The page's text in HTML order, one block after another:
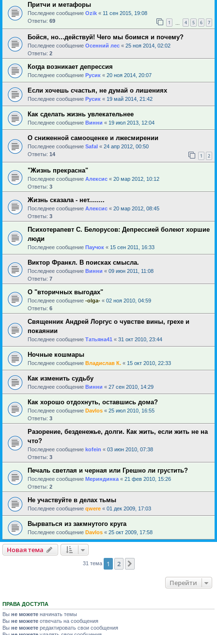
Притчи и метафоры
Последнее сообщение Ozik « 11 сен 2015, 19:08
Ответы: 69 1 4 5 6 7
Бойся, но...действуй! Чего мы боимся и почему?
Последнее сообщение Осенний лес « 25 ноя 2014, 02:02
Ответы: 2
Когда возникает депрессия
Последнее сообщение Русик « 20 ноя 2014, 20:07
Если хочешь счастья, не думай о лишениях
Последнее сообщение Русик « 19 май 2014, 21:42
Как сделать жизнь увлекательнее
Последнее сообщение Винни « 19 июл 2013, 12:04
О сниженной самооценке и лжесмирении
Последнее сообщение Safal « 24 апр 2012, 00:50
Ответы: 14 1 2
"Жизнь прекрасна"
Последнее сообщение Алексис « 20 мар 2012, 10:12
Ответы: 3
Жизнь сказала - нет........
Последнее сообщение Алексис « 20 мар 2012, 08:45
Ответы: 3
Психотерапевт С. Белорусов: Депрессией болеют хоршие
люди
Последнее сообщение Паучок « 15 сен 2011, 16:33
Виктор Франкл. В поисках смысла.
Последнее сообщение Винни « 09 июн 2011, 11:08
Ответы: 7
О "вторичных выгодах"
Последнее сообщение -olga- « 02 ноя 2010, 04:59
Ответы: 6
Священник Андрей Лоргус о чувстве вины, грехе и
покаянии
Последнее сообщение Татьяна41 « 31 окт 2010, 23:44
Ночные кошмары
Последнее сообщение Владислав К. « 15 окт 2010, 22:33
Как изменить судьбу
Последнее сообщение Винни « 27 сен 2010, 14:29
Как хорошо отдохнуть, оставшись дома?
Последнее сообщение Davlos « 25 июл 2010, 16:55
Ответы: 3
Разорение, безденежье, долги. Как жить, если жить не на
что?
Последнее сообщение kofein « 03 июн 2010, 07:38
Ответы: 3
Печаль светлая и черная или Грешно ли грустить?
Последнее сообщение Мериндинка « 21 фев 2010, 15:26
Ответы: 2
Не участвуйте в делах тьмы
Последнее сообщение qwere « 01 дек 2009, 17:03
Вырваться из закмнутого круга
Последнее сообщение Davlos « 25 окт 2009, 17:58
Новая тема
31 тема 1 2
Перейти
ПРАВА ДОСТУПА
Вы не можете начинать темы
Вы не можете отвечать на сообщения
Вы не можете редактировать свои сообщения